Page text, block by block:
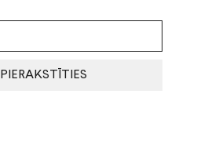
PIERAKSTĪTIES